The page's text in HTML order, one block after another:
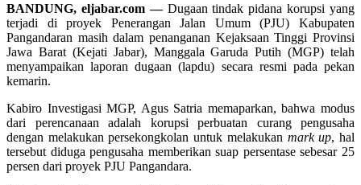
BANDUNG, eljabar.com — Dugaan tindak pidana korupsi yang
terjadi di proyek Penerangan Jalan Umum (PJU) Kabupaten
Pangandaran masih dalam penanganan Kejaksaan Tinggi Provinsi
Jawa Barat (Kejati Jabar), Manggala Garuda Putih (MGP) telah
menyampaikan laporan dugaan (lapdu) secara resmi pada pekan
kemarin.
Kabiro Investigasi MGP, Agus Satria memaparkan, bahwa modus
dari perencanaan adalah korupsi perbuatan curang pengusaha
dengan melakukan persekongkolan untuk melakukan mark up, hal
tersebut diduga pengusaha memberikan suap persentase sebesar 25
persen dari proyek PJU Pangandara.